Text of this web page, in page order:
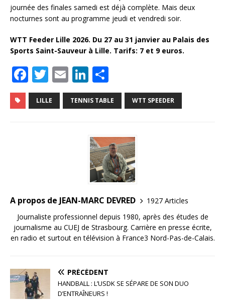
journée des finales samedi est déjà complète. Mais deux
nocturnes sont au programme jeudi et vendredi soir.
WTT Feeder Lille 2026. Du 27 au 31 janvier au Palais des
Sports Saint-Sauveur à Lille. Tarifs: 7 et 9 euros.
F
a
c
T
w
it
E
m
ai
Li
n
k
dI
n
ar
ta
e
r
LILLE TENNIS TABLE WTT SPEEDER
A propos de JEAN-MARC DEVRED
1927 Articles
Journaliste professionnel depuis 1980, après des études de
journalisme au CUEJ de Strasbourg. Carrière en presse écrite,
en radio et surtout en télévision à France3 Nord-Pas-de-Calais.
PRÉCÉDENT
HANDBALL : L’USDK SE SÉPARE DE SON DUO
D’ENTRAÎNEURS !